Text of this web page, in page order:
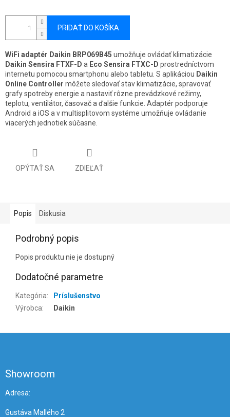
PRIDAŤ DO KOŠÍKA
WiFi adaptér Daikin BRP069B45 umožňuje ovládať klimatizácie
Daikin Sensira FTXF-D a Eco Sensira FTXC-D prostredníctvom
internetu pomocou smartphonu alebo tabletu. S aplikáciou Daikin
Online Controller môžete sledovať stav klimatizácie, spravovať
grafy spotreby energie a nastaviť rôzne prevádzkové režimy,
teplotu, ventilátor, časovač a ďalšie funkcie. Adaptér podporuje
Android a iOS a v multisplitovom systéme umožňuje ovládanie
viacerých jednotiek súčasne.
OPÝTAŤ SA ZDIEĽAŤ
Popis Diskusia
Podrobný popis
Popis produktu nie je dostupný
Dodatočné parametre
Kategória:
Príslušenstvo
Výrobca: Daikin
Showroom
Adresa:
Gustáva Mallého 2